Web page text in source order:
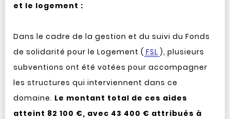
et le logement :
Dans le cadre de la gestion et du suivi du Fonds
de solidarité pour le Logement ( FSL ), plusieurs
subventions ont été votées pour accompagner
les structures qui interviennent dans ce
domaine. Le montant total de ces aides
atteint 82 100 €, avec 43 400 € attribués à